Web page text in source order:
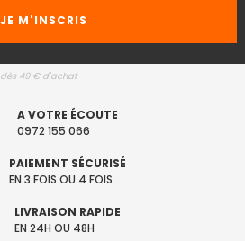
dès 49 € d'achat
A VOTRE ÉCOUTE
0972 155 066
PAIEMENT SÉCURISÉ
EN 3 FOIS OU 4 FOIS
LIVRAISON RAPIDE
EN 24H OU 48H